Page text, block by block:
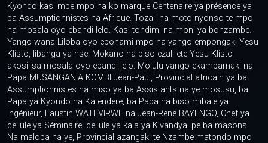
Kyondo kasi mpe mpo na ko marque Centenaire ya présence ya
ba Assumptionnistes na Afrique. Tozali na moto nyonso te mpo
na mosala oyo ebandi lelo. Kasi tondimi na moni ya bonzambe.
Yango wana Liloba oyo eponami mpo na yango empongaki Yesu
Klisto, libanga ya nse. Mokano na biso ezali ete Yesu Klisto
akosilisa mosala oyo ebandi lelo. Molulu yango ekambamaki na
Papa MUSANGANIA KOMBI Jean-Paul, Provincial africain ya ba
Assumptionnistes na miso ya ba Assistants na ye mosusu, ba
Papa ya Kyondo na Katendere, ba Papa na biso mibale ya
Ingénieur, Faustin WATEVIRWE na Jean-René BAYENGO, Chef ya
cellule ya Séminaire, cellule ya kala ya Kivandya, pe ba masons.
Na maloba na ye, Provincial azangaki te Nzambe matondo mpo